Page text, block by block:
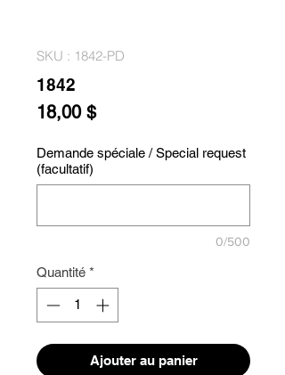
SKU : 1842-PD
1842
18,00 $Prix
Demande spéciale / Special request
(facultatif)
0/500
Quantité *
Ajouter au panier